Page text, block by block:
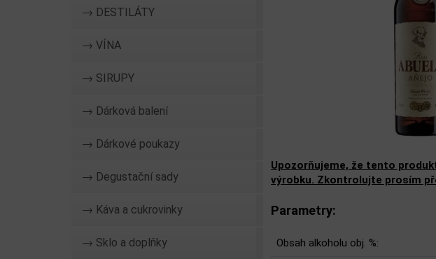
→ DESTILÁTY
→ VÍNA
→ SIRUPY
→ Dárková balení
→ Dárkové poukazy
→ Degustační sady
→ Káva a cukrovinky
→ Sklo a doplňky
Upozorňujeme, že tento
výrobku. Zkontrolujte prosím
Parametry:
Obsah alkoholu obj. %: